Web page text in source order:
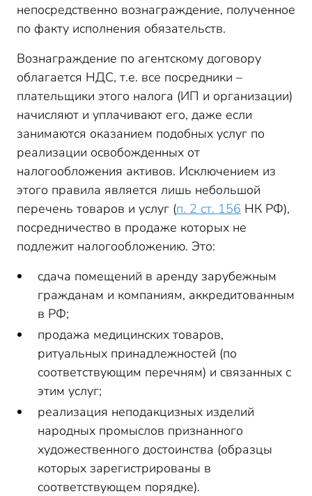
непосредственно вознаграждение, полученное
по факту исполнения обязательств.
Вознаграждение по агентскому договору
облагается НДС, т.е. все посредники –
плательщики этого налога (ИП и организации)
начисляют и уплачивают его, даже если
занимаются оказанием подобных услуг по
реализации освобожденных от
налогообложения активов. Исключением из
этого правила является лишь небольшой
перечень товаров и услуг (п. 2 ст. 156 НК РФ),
посредничество в продаже которых не
подлежит налогообложению. Это:
сдача помещений в аренду зарубежным
гражданам и компаниям, аккредитованным
в РФ;
продажа медицинских товаров,
ритуальных принадлежностей (по
соответствующим перечням) и связанных с
этим услуг;
реализация неподакцизных изделий
народных промыслов признанного
художественного достоинства (образцы
которых зарегистрированы в
соответствующем порядке).